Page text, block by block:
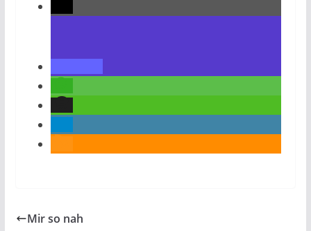
Mir so nah